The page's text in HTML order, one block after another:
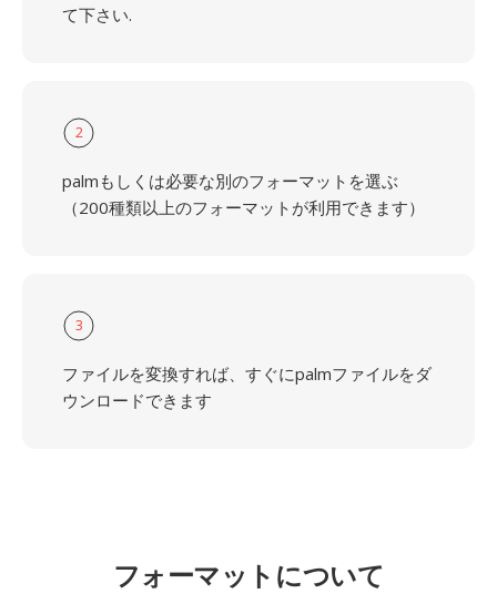
て下さい.
2
palmもしくは必要な別のフォーマットを選ぶ
（200種類以上のフォーマットが利用できます）
3
ファイルを変換すれば、すぐにpalmファイルをダ
ウンロードできます
フォーマットについて